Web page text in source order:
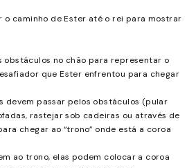
o caminho de Ester até o rei para mostrar
obstáculos no chão para representar o
que Ester enfrentou para chegar
devem passar pelos obstáculos (pular
rastejar sob cadeiras ou através de
chegar ao “trono” onde está a coroa
ao trono, elas podem colocar a coroa